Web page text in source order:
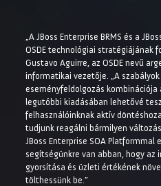
„A JBoss Enterprise BRMS és a
OSDE technológiai stratégiájának
Gustavo Aguirre, az OSDE nevű
informatikai vezetője. „A
eseményfeldolgozás kombinációja
legutóbbi kiadásában lehetővé
felhasználóinknak aktív
tudjunk reagálni bármilyen
JBoss Enterprise SOA
segítségünkre van abban, hogy az
gyorsítása és üzleti értékének
tölthessünk be.”